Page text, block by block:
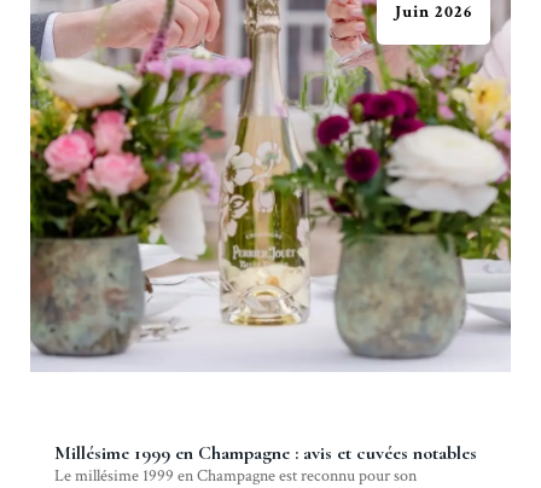
Millésime 1999 en Champagne : avis et cuvées notables
Juin 2026
Le millésime 1999 en Champagne est reconnu pour son